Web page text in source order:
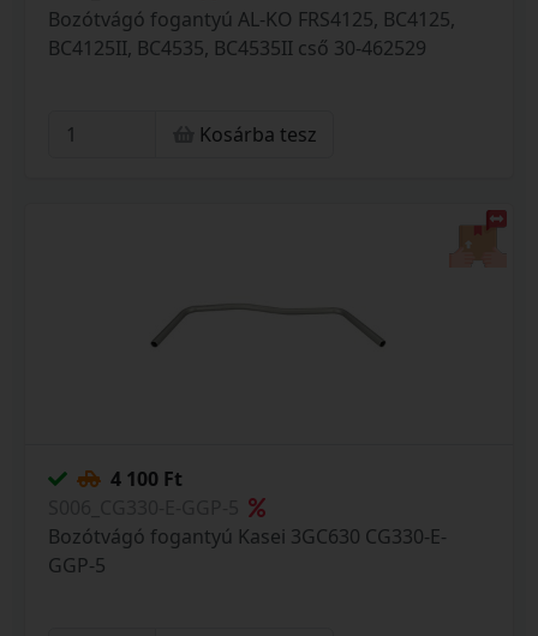
Bozótvágó fogantyú AL-KO FRS4125, BC4125,
BC4125II, BC4535, BC4535II cső 30-462529
Kosárba tesz
4 100 Ft
Bozótvágó fogantyú Kasei 3GC630 CG330-E-
GGP-5